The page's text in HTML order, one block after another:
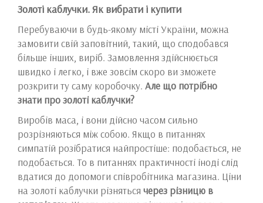
Золоті каблучки. Як вибрати і купити
Перебуваючи в будь-якому місті України, можна
замовити свій заповітний, такий, що сподобався
більше інших, виріб. Замовлення здійснюється
швидко і легко, і вже зовсім скоро ви зможете
розкрити ту саму коробочку. Але що потрібно
знати про золоті каблучки?
Виробів маса, і вони дійсно часом сильно
розрізняються між собою. Якщо в питаннях
симпатій розібратися найпростіше: подобається, не
подобається. То в питаннях практичності іноді слід
вдатися до допомоги співробітника магазина. Ціни
на золоті каблучки різняться через різницю в